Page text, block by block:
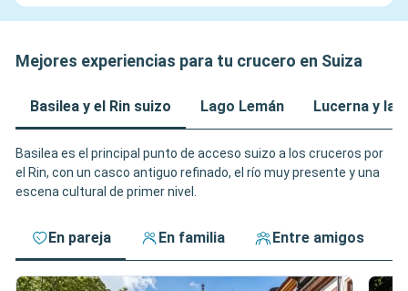
Mejores experiencias para tu crucero en Suiza
Basilea y el Rin suizo Lago Lemán Lucerna y
Basilea es el principal punto de acceso suizo a los cruceros por
el Rin, con un casco antiguo refinado, el río muy presente y una
escena cultural de primer nivel.
En pareja En familia Entre amigos